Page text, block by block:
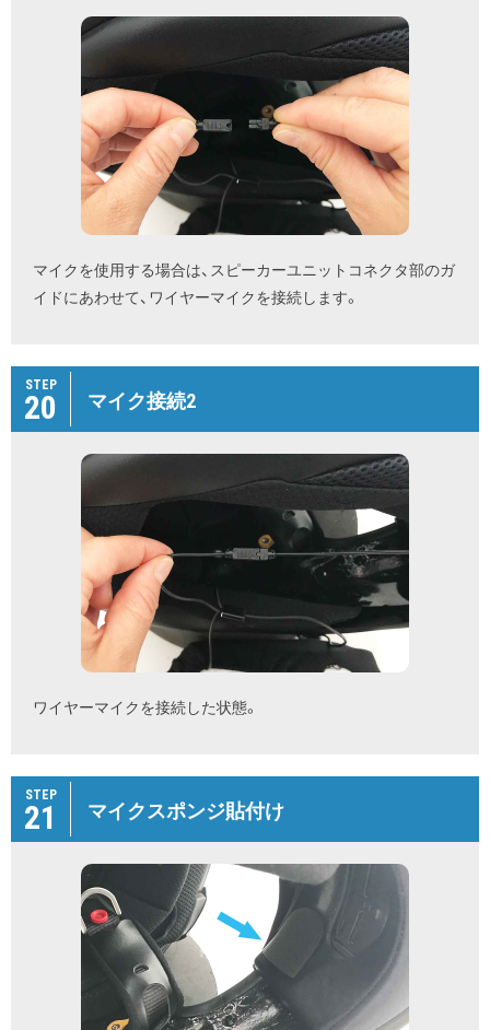
マイクを使用する場合は、スピーカーユニットコネクタ部のガ
イドにあわせて、ワイヤーマイクを接続します。
STEP
20 マイク接続2
ワイヤーマイクを接続した状態。
STEP
21 マイクスポンジ貼付け